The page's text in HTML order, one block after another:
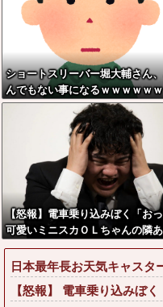
ショートスリーバー堀大輔さん
んでもない事になるｗｗｗｗｗ
ｗ
【怒報】電車乗り込みぼく「おっ
可愛いミニスカＯＬちゃんの隣
てんじゃん！座ったろ！」→結
w w w w w w w
日本最年長お天気キャスタ
【怒報】 電車乗り込みぼ